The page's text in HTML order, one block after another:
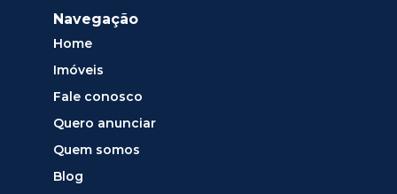
Navegação
Home
Imóveis
Fale conosco
Quero anunciar
Quem somos
Blog